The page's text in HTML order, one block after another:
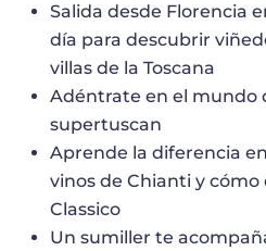
Salida desde Florencia
día para descubrir
villas de la Toscana
Adéntrate en el mundo
supertuscan
Aprende la diferencia
vinos de Chianti y
Classico
Un sumiller te